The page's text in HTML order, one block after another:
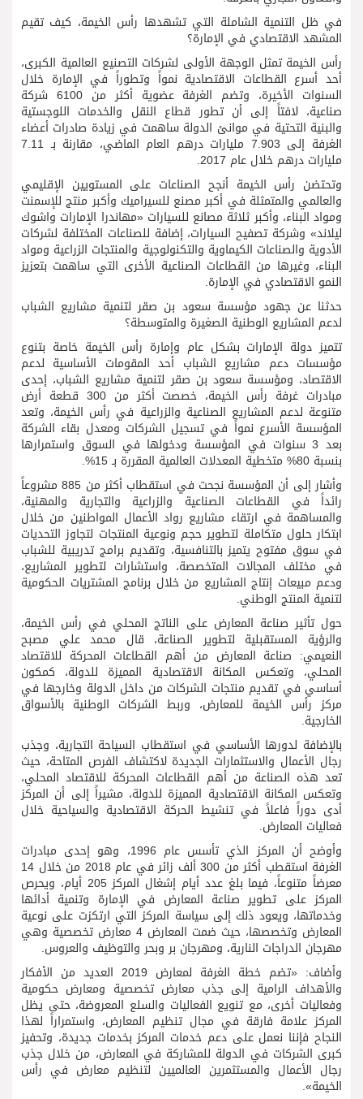
في ظل التنمية الشاملة التي تشهدها رأس الخيمة، كيف تقيم
المشهد الاقتصادي في الإمارة؟
رأس الخيمة تمثل الوجهة الأولى لشركات التصنيع العالمية الكبرى،
أحد أسرع القطاعات الاقتصادية نمواً وتطوراً في الإمارة خلال
السنوات الأخيرة، وتضم الغرفة عضوية أكثر من 6100 شركة
صناعية، لافتاً إلى أن تطور قطاع النقل والخدمات اللوجستية
والبنية التحتية في موانئ الدولة ساهمت في زيادة صادرات أعضاء
الغرفة إلى 7.903 مليارات درهم العام الماضي، مقارنة بـ 7.11
مليارات درهم خلال عام 2017.
وتحتضن رأس الخيمة أنجح الصناعات على المستويين الإقليمي
والعالمي والمتمثلة في أكبر مصنع للسيراميك وأكبر منتج للإسمنت
ومواد البناء، وأكبر ثلاثة مصانع للسيارات «مهاندرا الإمارات واشوك
ليلاند» وشركة تصفيح السيارات، إضافة للصناعات المختلفة لشركات
الأدوية والصناعات الكيماوية والتكنولوجية والمنتجات الزراعية ومواد
البناء، وغيرها من القطاعات الصناعية الأخرى التي ساهمت بتعزيز
النمو الاقتصادي في الإمارة.
حدثنا عن جهود مؤسسة سعود بن صقر لتنمية مشاريع الشباب
لدعم المشاريع الوطنية الصغيرة والمتوسطة؟
تتميز دولة الإمارات بشكل عام وإمارة رأس الخيمة خاصة بتنوع
مؤسسات دعم مشاريع الشباب أحد المقومات الأساسية لدعم
الاقتصاد، ومؤسسة سعود بن صقر لتنمية مشاريع الشباب، إحدى
مبادرات غرفة رأس الخيمة، خصصت أكثر من 300 قطعة أرض
متنوعة لدعم المشاريع الصناعية والزراعية في رأس الخيمة، وتعد
المؤسسة الأسرع نمواً في تسجيل الشركات ومعدل بقاء الشركة
بعد 3 سنوات في المؤسسة ودخولها في السوق واستمرارها
بنسبة 80% متخطية المعدلات العالمية المقررة بـ 15%.
وأشار إلى أن المؤسسة نجحت في استقطاب أكثر من 885 مشروعاً
رائداً في القطاعات الصناعية والزراعية والتجارية والمهنية،
والمساهمة في ارتقاء مشاريع رواد الأعمال المواطنين من خلال
ابتكار حلول متكاملة لتطوير حجم ونوعية المنتجات لتجاوز التحديات
في سوق مفتوح يتميز بالتنافسية، وتقديم برامج تدريبية للشباب
في مختلف المجالات المتخصصة، واستشارات لتطوير المشاريع،
ودعم مبيعات إنتاج المشاريع من خلال برنامج المشتريات الحكومية
لتنمية المنتج الوطني.
حول تأثير صناعة المعارض على الناتج المحلي في رأس الخيمة،
والرؤية المستقبلية لتطوير الصناعة، قال محمد علي مصبح
النعيمي: صناعة المعارض من أهم القطاعات المحركة للاقتصاد
المحلي، وتعكس المكانة الاقتصادية المميزة للدولة، كمكون
أساسي في تقديم منتجات الشركات من داخل الدولة وخارجها في
مركز رأس الخيمة للمعارض، وربط الشركات الوطنية بالأسواق
الخارجية.
بالإضافة لدورها الأساسي في استقطاب السياحة التجارية، وجذب
رجال الأعمال والاستثمارات الجديدة لاكتشاف الفرص المتاحة، حيث
تعد هذه الصناعة من أهم القطاعات المحركة للاقتصاد المحلي،
وتعكس المكانة الاقتصادية المميزة للدولة، مشيراً إلى أن المركز
أدى دوراً فاعلاً في تنشيط الحركة الاقتصادية والسياحية خلال
فعاليات المعارض.
وأوضح أن المركز الذي تأسس عام 1996، وهو إحدى مبادرات
الغرفة استقطب أكثر من 300 ألف زائر في عام 2018 من خلال 14
معرضاً متنوعاً، فيما بلغ عدد أيام إشغال المركز 205 أيام، ويحرص
المركز على تطوير صناعة المعارض في الإمارة وتنمية أدائها
وخدماتها، ويعود ذلك إلى سياسة المركز التي ارتكزت على نوعية
المعارض وتخصصها، حيث ضمت المعارض 4 معارض تخصصية وهي
مهرجان الدراجات النارية، ومهرجان بر وبحر والتوظيف والعروس.
وأضاف: «تضم خطة الغرفة لمعارض 2019 العديد من الأفكار
والأهداف الرامية إلى جذب معارض تخصصية ومعارض حكومية
وفعاليات أخرى، مع تنويع الفعاليات والسلع المعروضة، حتى يظل
المركز علامة فارقة في مجال تنظيم المعارض، واستمراراً لهذا
النجاح فإننا نعمل على دعم خدمات المركز بخدمات جديدة، وتحفيز
كبرى الشركات في الدولة للمشاركة في المعارض، من خلال جذب
رجال الأعمال والمستثمرين العالميين لتنظيم معارض في رأس
الخيمة».